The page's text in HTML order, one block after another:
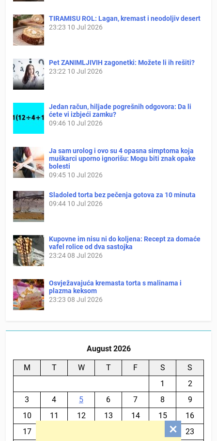
TIRAMISU ROL: Lagan, kremast i neodoljiv desert
23:23 10 Jul 2026
Pet ZANIMLJIVIH zagonetki: Možete li ih rešiti?
23:22 10 Jul 2026
Jedan račun, hiljade pogrešnih odgovora: Da li
ćete vi izbjeći zamku?
09:46 10 Jul 2026
Ja sam urolog i ovo su 4 opasna simptoma koja
muškarci uporno ignorišu: Mogu biti znak opake
bolesti
09:45 10 Jul 2026
Sladoled torta bez pečenja gotova za 10 minuta
09:44 10 Jul 2026
Kupovne im nisu ni do koljena: Recept za domaće
vafel rolice od dva sastojka
23:2408 Jul 2026
Osvježavajuća kremasta torta s malinama i
plazma keksom
23:23 08 Jul 2026
August 2026
M T W T F S
S
1
2
3
4 5 6 7 8
9
10
11 12 13 14 15
16
17
23